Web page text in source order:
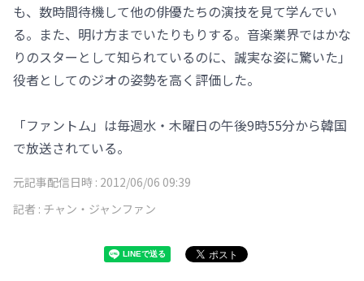
も、数時間待機して他の俳優たちの演技を見て学んでい
る。また、明け方までいたりもりする。音楽業界ではかな
りのスターとして知られているのに、誠実な姿に驚いた」
役者としてのジオの姿勢を高く評価した。
「ファントム」は毎週水・木曜日の午後9時55分から韓国
で放送されている。
元記事配信日時 : 2012/06/06 09:39
記者 : チャン・ジャンファン